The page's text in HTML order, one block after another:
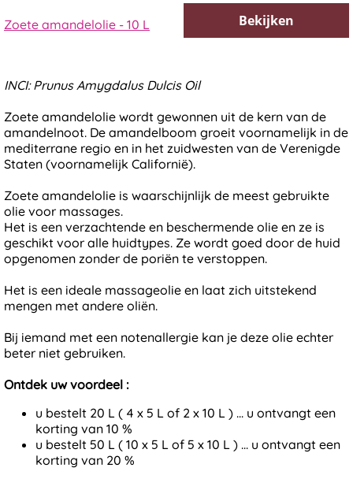
Zoete amandelolie - 10 L Bekijken
INCI: Prunus Amygdalus Dulcis Oil
Zoete amandelolie wordt gewonnen uit de kern van de
amandelnoot. De amandelboom groeit voornamelijk in de
mediterrane regio en in het zuidwesten van de Verenigde
Staten (voornamelijk Californië).
Zoete amandelolie is waarschijnlijk de meest gebruikte
olie voor massages.
Het is een verzachtende en beschermende olie en ze is
geschikt voor alle huidtypes. Ze wordt goed door de huid
opgenomen zonder de poriën te verstoppen.
Het is een ideale massageolie en laat zich uitstekend
mengen met andere oliën.
Bij iemand met een notenallergie kan je deze olie echter
beter niet gebruiken.
Ontdek uw voordeel :
u bestelt 20 L ( 4 x 5 L of 2 x 10 L ) ... u ontvangt een
korting van 10 %
u bestelt 50 L ( 10 x 5 L of 5 x 10 L ) ... u ontvangt een
korting van 20 %